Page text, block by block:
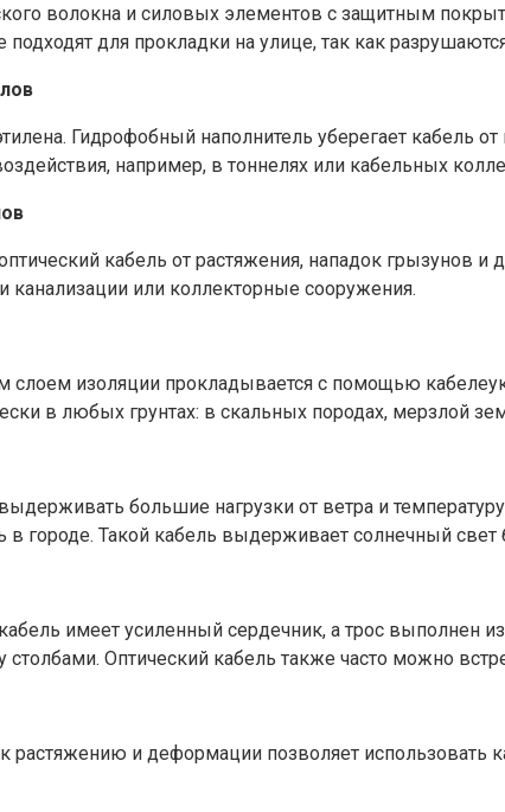
волокна и силовых элементов с защитным
для прокладки на улице, так как
Гидрофобный наполнитель уберегает кабель
например, в тоннелях или кабельных
кабель от растяжения, нападок грызунов и
канализации или коллекторные сооружения.
слоем изоляции прокладывается с помощью
в любых грунтах: в скальных породах, мерзлой
большие нагрузки от ветра и
в городе. Такой кабель выдерживает солнечный
имеет усиленный сердечник, а трос выполнен
Оптический кабель также часто можно
растяжению и деформации позволяет